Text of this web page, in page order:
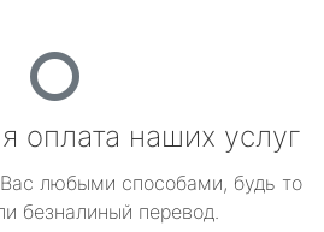
оплата наших услуг
любыми способами, будь то
безналиный перевод.